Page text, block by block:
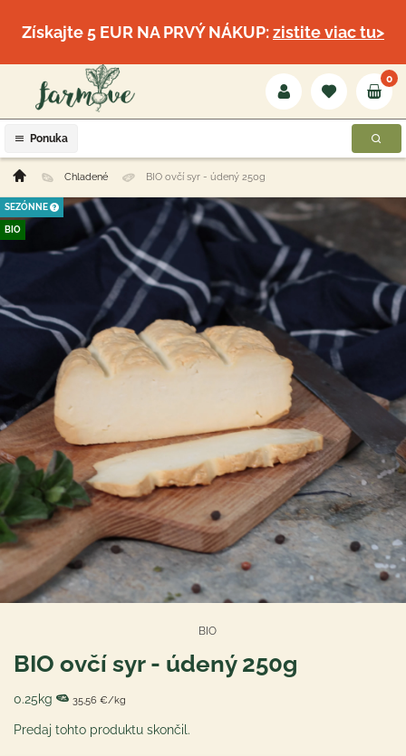
Získajte 5 EUR NA PRVÝ NÁKUP:zistite viac tu>
Ponuka
0
Chladené BIO ovčí syr - údený 250g
SEZÓNNE
BIO
BIO
BIO ovčí syr - údený 250g
0.25kg 35,56 €/kg
Predaj tohto produktu skončil.